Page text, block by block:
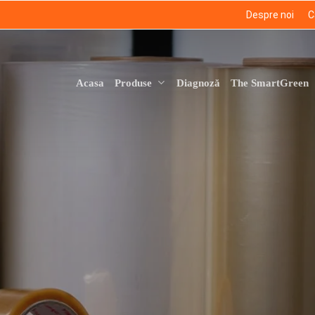
Despre noi
Acasa Produse Diagnoză The SmartGreen